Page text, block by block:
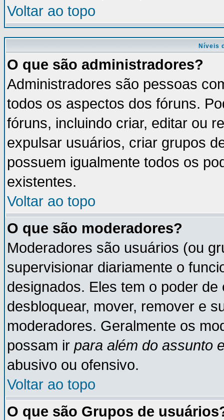
Voltar ao topo
Níveis
O que são administradores?
Administradores são pessoas
todos os aspectos dos fóruns.
fóruns, incluindo criar, editar ou
expulsar usuários, criar grupos
possuem igualmente todos os
existentes.
Voltar ao topo
O que são moderadores?
Moderadores são usuários (ou
supervisionar diariamente o
designados. Eles tem o poder
desbloquear, mover, remover e
moderadores. Geralmente os
possam ir para além do assunto
abusivo ou ofensivo.
Voltar ao topo
O que são Grupos de